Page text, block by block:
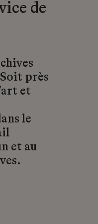
de
près
et
le
et au